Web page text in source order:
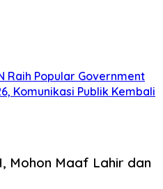
Raih Popular Government
Komunikasi Publik Kembali
Mohon Maaf Lahir dan